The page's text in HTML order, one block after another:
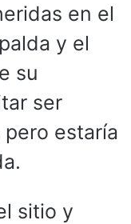
en el
y el
su
ser
estaría
sitio y